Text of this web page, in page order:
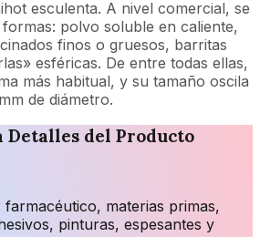
esculenta. A nivel comercial, se
polvo soluble en caliente,
finos o gruesos, barritas
esféricas. De entre todas ellas,
más habitual, y su tamaño oscila
de diámetro.
Detalles del Producto
materias primas,
pinturas, espesantes y